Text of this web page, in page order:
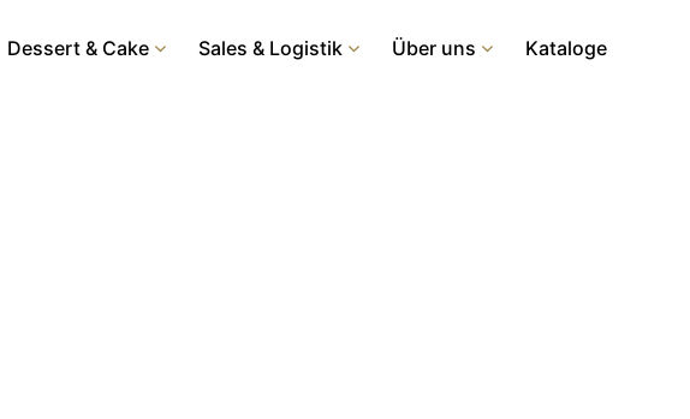
Dessert & Cake Sales & Logistik Über uns Kataloge